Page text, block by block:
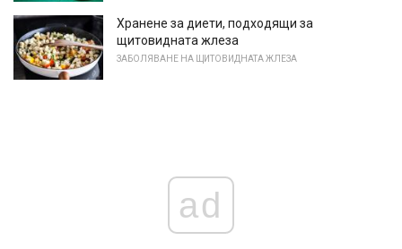
Хранене за диети, подходящи за
щитовидната жлеза
ЗАБОЛЯВАНЕ НА ЩИТОВИДНАТА ЖЛЕЗА
ad